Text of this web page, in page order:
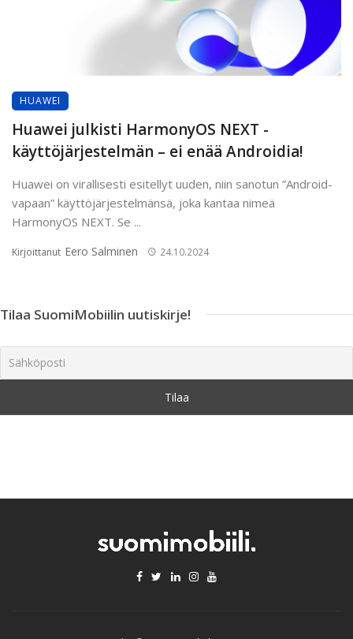
HUAWEI
Huawei julkisti HarmonyOS NEXT -
käyttöjärjestelmän – ei enää Androidia!
Huawei on virallisesti esitellyt uuden, niin sanotun ”Android-
vapaan” käyttöjärjestelmänsä, joka kantaa nimeä
HarmonyOS NEXT. Se ...
Kirjoittanut Eero Salminen 24.10.2024
Tilaa SuomiMobiilin uutiskirje!